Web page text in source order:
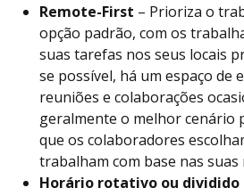
Remote-First – Prioriza o
opção padrão, com os
suas tarefas nos seus locais
se possível, há um espaço de
reuniões e colaborações
geralmente o melhor cenário
que os colaboradores
trabalham com base nas suas
Horário rotativo ou dividido